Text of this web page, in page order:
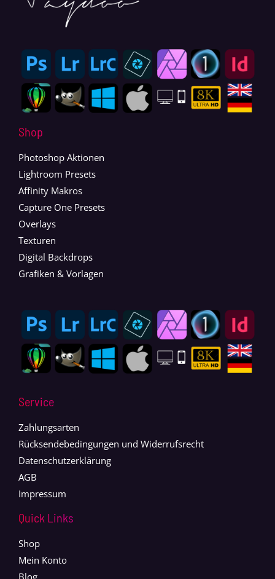
Shop
Photoshop Aktionen
Lightroom Presets
Affinity Makros
Capture One Presets
Overlays
Texturen
Digital Backdrops
Grafiken & Vorlagen
Service
Zahlungsarten
Rücksendebedingungen und Widerrufsrecht
Datenschutzerklärung
AGB
Impressum
Quick Links
Shop
Mein Konto
Blog